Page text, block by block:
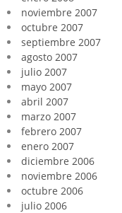
noviembre 2007
octubre 2007
septiembre 2007
agosto 2007
julio 2007
mayo 2007
abril 2007
marzo 2007
febrero 2007
enero 2007
diciembre 2006
noviembre 2006
octubre 2006
julio 2006